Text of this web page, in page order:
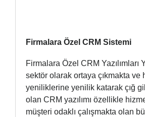
Firmalara Özel CRM Sistemi
Firmalara Özel CRM Yazılımları
sektör olarak ortaya çıkmakta ve
yeniliklerine yenilik katarak çığ
olan CRM yazılımı özellikle
müşteri odaklı çalışmakta olan